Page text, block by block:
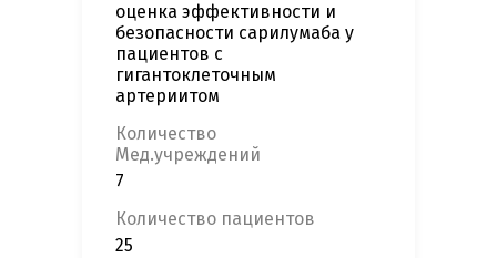
оценка эффективности и
безопасности сарилумаба у
пациентов с
гигантоклеточным
артериитом
Количество
Мед.учреждений
7
Количество пациентов
25